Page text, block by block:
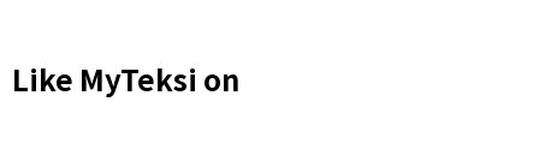
Like MyTeksi on